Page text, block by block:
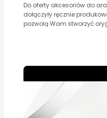
Do oferty akcesoriów do
dołączyły ręcznie
pozwolą Wam stworzyć